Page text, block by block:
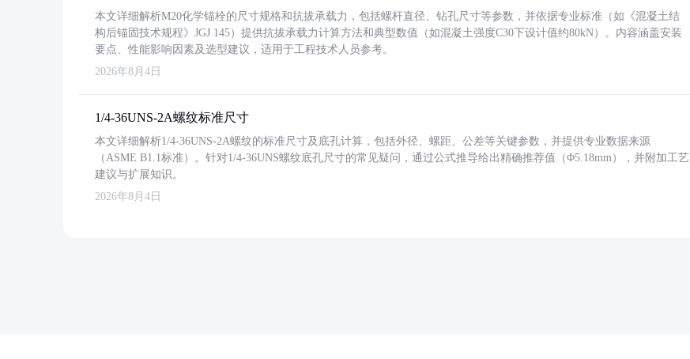
本文详细解析M20化学锚栓的尺寸规格和抗拔承载力，包括螺杆直径、钻孔尺寸等参数，并依据专业标准（如《混凝土结
构后锚固技术规程》JGJ 145）提供抗拔承载力计算方法和典型数值（如混凝土强度C30下设计值约80kN）。内容涵盖安装
要点、性能影响因素及选型建议，适用于工程技术人员参考。
2026年8月4日
1/4-36UNS-2A螺纹标准尺寸
本文详细解析1/4-36UNS-2A螺纹的标准尺寸及底孔计算，包括外径、螺距、公差等关键参数，并提供专业数据来源
（ASME B1.1标准）。针对1/4-36UNS螺纹底孔尺寸的常见疑问，通过公式推导给出精确推荐值（Φ5.18mm），并附加工艺
建议与扩展知识。
2026年8月4日